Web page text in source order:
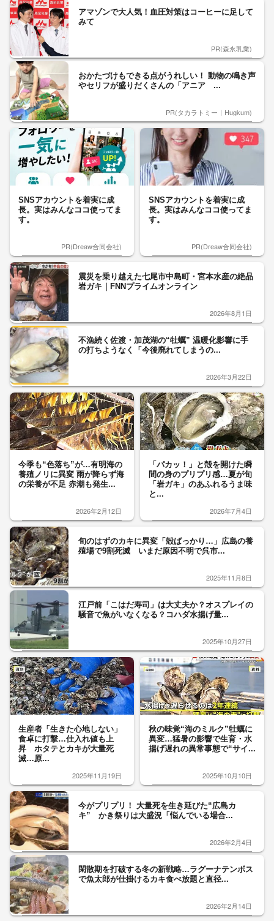
アマゾンで大人気！血圧対策はコーヒーに足して
みて
PR(森永乳業)
おかたづけもできる点がうれしい！ 動物の鳴き声
やセリフが盛りだくさんの「アニア ...
PR(タカラトミー｜Hugkum)
SNSアカウントを着実に成
長。実はみんなココ使ってま
す。
PR(Dreaw合同会社)
SNSアカウントを着実に成
長。実はみんなココ使ってま
す。
PR(Dreaw合同会社)
震災を乗り越えた七尾市中島町・宮本水産の絶品
岩ガキ｜FNNプライムオンライン
2026年8月1日
不漁続く佐渡・加茂湖の“牡蠣” 温暖化影響に手
の打ちようなく「今後廃れてしまうの...
2026年3月22日
今季も“色落ち”が…有明海の
養殖ノリに異変 雨が降らず海
の栄養が不足 赤潮も発生...
2026年2月12日
「パカッ！」と殻を開けた瞬
間の身のプリプリ感…夏が旬
「岩ガキ」のあふれるうま味
と...
2026年7月4日
旬のはずのカキに異変「殻ばっかり…」広島の養
殖場で9割死滅 いまだ原因不明で呉市...
2025年11月8日
江戸前「こはだ寿司」は大丈夫か？オスプレイの
騒音で魚がいなくなる？コハダ水揚げ量...
2025年10月27日
生産者「生きた心地しない」
食卓に打撃…仕入れ値も上
昇 ホタテとカキが大量死
滅…原...
2025年11月19日
秋の味覚“海のミルク”牡蠣に
異変…猛暑の影響で生育・水
揚げ遅れの異常事態で“サイ...
2025年10月10日
今がプリプリ！ 大量死を生き延びた“広島カ
キ” かき祭りは大盛況「悩んでいる場合...
2026年2月4日
閑散期を打破する冬の新戦略…ラグーナテンボス
で魚太郎が仕掛けるカキ食べ放題と直径...
2026年2月14日